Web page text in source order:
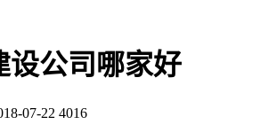
设公司哪家好
07-22 4016